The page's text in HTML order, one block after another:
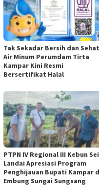
Tak Sekadar Bersih dan
Air Minum Perumdam Tirta
Kampar Kini Resmi
Bersertifikat Halal
PTPN IV Regional III Kebun Sei
Landai Apresiasi Program
Penghijauan Bupati Kampar
Embung Sungai Sungsang